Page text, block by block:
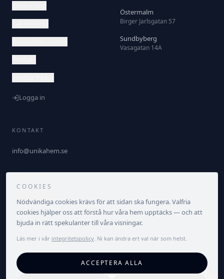
Logga in
Östermalm
Birger Jarlsgatan 57
Sundbyberg
Vasagatan 14A
KONTAKT
info@unikahem.se
IntegritetspolicyVillkorCookieinställningar
COOKIES
Nödvändiga cookies krävs för att sidan ska fungera. Valfria
cookies hjälper oss att förstå hur våra hem upptäcks — och att
bjuda in rätt spekulanter till våra visningar.
Läs mer i vår integritetspolicy. Ni kan ändra ert val när som helst.
ACCEPTERA ALLA